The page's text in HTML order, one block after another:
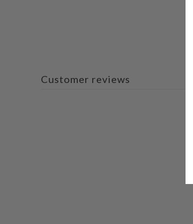
Customer reviews